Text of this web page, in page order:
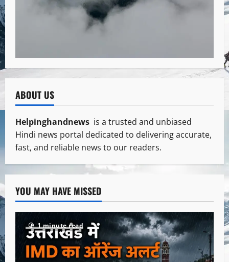
ABOUT US
Helpinghandnews is a trusted and unbiased
Hindi news portal dedicated to delivering accurate,
fast, and reliable news to our readers.
YOU MAY HAVE MISSED
1 minute read